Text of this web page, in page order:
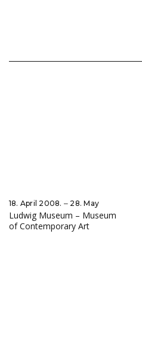
18. April 2008. ‒ 28. May
Ludwig Museum – Museum
of Contemporary Art